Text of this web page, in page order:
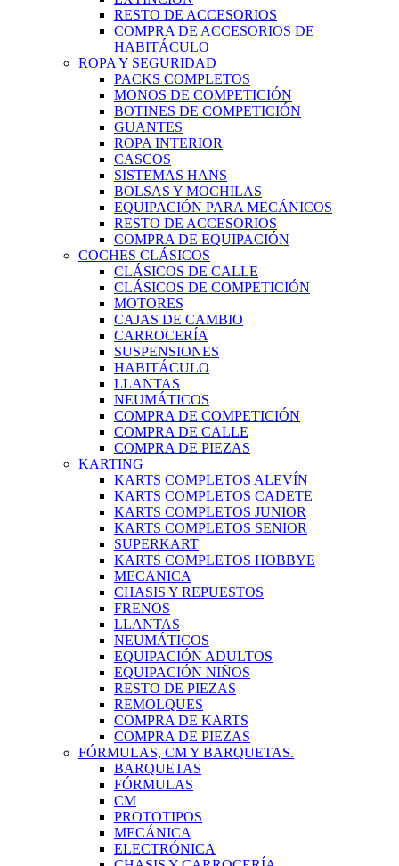
RESTO DE ACCESORIOS
COMPRA DE ACCESORIOS DE
HABITÁCULO
ROPA Y SEGURIDAD
PACKS COMPLETOS
MONOS DE COMPETICIÓN
BOTINES DE COMPETICIÓN
GUANTES
ROPA INTERIOR
CASCOS
SISTEMAS HANS
BOLSAS Y MOCHILAS
EQUIPACIÓN PARA MECÁNICOS
RESTO DE ACCESORIOS
COMPRA DE EQUIPACIÓN
COCHES CLÁSICOS
CLÁSICOS DE CALLE
CLÁSICOS DE COMPETICIÓN
MOTORES
CAJAS DE CAMBIO
CARROCERÍA
SUSPENSIONES
HABITÁCULO
LLANTAS
NEUMÁTICOS
COMPRA DE COMPETICIÓN
COMPRA DE CALLE
COMPRA DE PIEZAS
KARTING
KARTS COMPLETOS ALEVÍN
KARTS COMPLETOS CADETE
KARTS COMPLETOS JUNIOR
KARTS COMPLETOS SENIOR
SUPERKART
KARTS COMPLETOS HOBBYE
MECANICA
CHASIS Y REPUESTOS
FRENOS
LLANTAS
NEUMÁTICOS
EQUIPACIÓN ADULTOS
EQUIPACIÓN NIÑOS
RESTO DE PIEZAS
REMOLQUES
COMPRA DE KARTS
COMPRA DE PIEZAS
FÓRMULAS, CM Y BARQUETAS.
BARQUETAS
FÓRMULAS
CM
PROTOTIPOS
MECÁNICA
ELECTRÓNICA